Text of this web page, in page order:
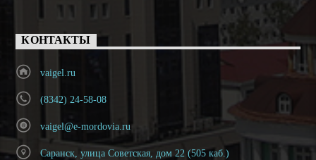
КОНТАКТЫ
vaigel.ru
(8342) 24-58-08
vaigel@e-mordovia.ru
Саранск, улица Советская, дом 22 (505 каб.)